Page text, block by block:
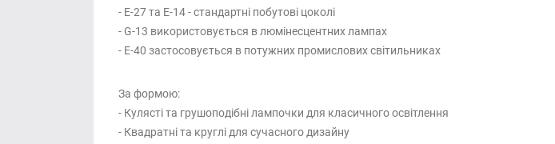
- Е-27 та E-14 - стандартні побутові цоколі
- G-13 використовується в люмінесцентних лампах
- Е-40 застосовується в потужних промислових світильниках
За формою:
- Кулясті та грушоподібні лампочки для класичного освітлення
- Квадратні та круглі для сучасного дизайну